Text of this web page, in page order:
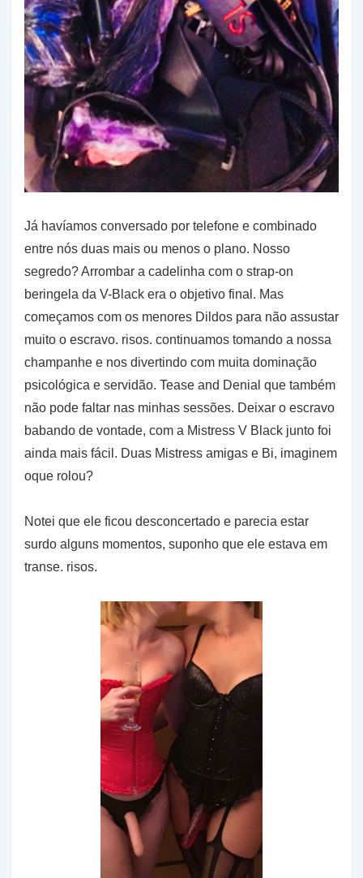
Já havíamos conversado por telefone e combinado
entre nós duas mais ou menos o plano. Nosso
segredo? Arrombar a cadelinha com o strap-on
beringela da V-Black era o objetivo final. Mas
começamos com os menores Dildos para não assustar
muito o escravo. risos. continuamos tomando a nossa
champanhe e nos divertindo com muita dominação
psicológica e servidão. Tease and Denial que também
não pode faltar nas minhas sessões. Deixar o escravo
babando de vontade, com a Mistress V Black junto foi
ainda mais fácil. Duas Mistress amigas e Bi, imaginem
oque rolou?
Notei que ele ficou desconcertado e parecia estar
surdo alguns momentos, suponho que ele estava em
transe. risos.